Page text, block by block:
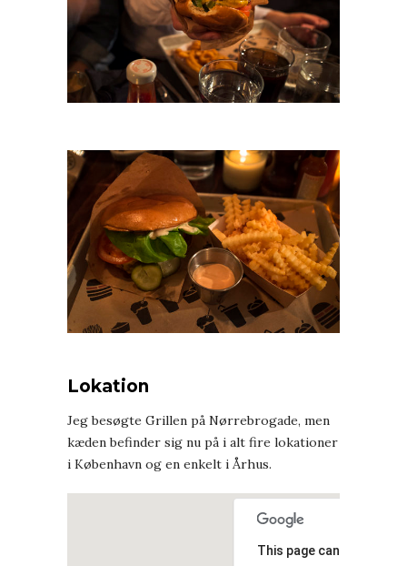
Lokation
Jeg besøgte Grillen på Nørrebrogade, men
kæden befinder sig nu på i alt fire lokationer
i København og en enkelt i Århus.
This page can't load